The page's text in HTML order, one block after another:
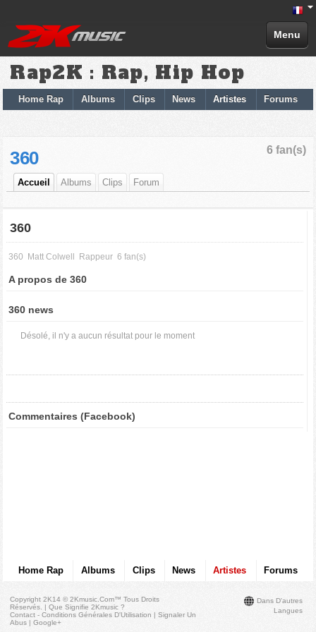
Menu
Rap2K : Rap, Hip Hop
Home Rap Albums Clips News Artistes Forums
6 fan(s)
360
Accueil Albums Clips Forum
360
360 Matt Colwell Rappeur 6 fan(s)
A propos de 360
360 news
Désolé, il n'y a aucun résultat pour le moment
Commentaires (Facebook)
Home Rap Albums Clips News Artistes Forums
Dans D'autres
Langues
Copyright 2K14 © 2Kmusic.com™Tous Droits
Réservés . |Que Signifie 2Kmusic ?
Contact - Conditions Générales D'Utilisation |Signaler Un
Abus |Google+